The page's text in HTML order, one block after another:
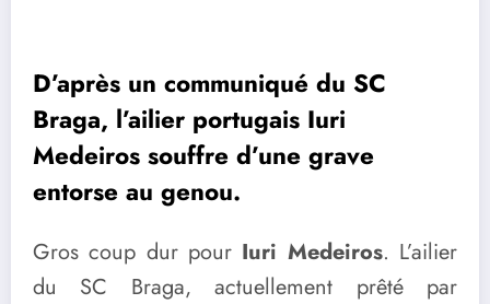
D’après un communiqué du SC
Braga, l’ailier portugais Iuri
Medeiros souffre d’une grave
entorse au genou.
Gros coup dur pour Iuri Medeiros. L’ailier
du SC Braga, actuellement prêté par